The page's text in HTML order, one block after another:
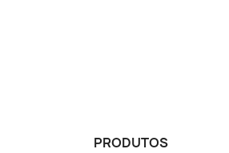
PRODUTOS